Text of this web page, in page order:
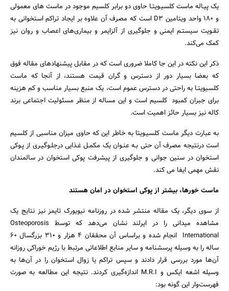
یک پیـاله ماست کلسیـویتـا حاوى دو برابر کلسیم موجود در ماست های معمولی
و 180 واحد ویتامین D3 است که مصرف آن علاوه بر ایجاد تراکم استخوانی به
تقـویت سیستـم ایمنى و جلوگیرى از آلزایمر و بیمارى‌هاى اعصاب و روان نیز
کمک می‌کند.
ذکر این نکته در این جا کاملا ضروری است که در مقابل پیشنهادهای مقاله فوق
که بعضا بسیار دور از دسترس و گران قیمت هستند، از آنجا که ماست
کلسیویتـا به راحتی در دسترس عموم است، یک منبع بسیار مناسب و کم هزینه
برای جبران کمبود کلسیم است و این مساله از منظر مسئولیت اجتماعی برند
کاله نیز بسیار حائز اهمیت است.
به عبارت دیگر ماست کلسیـویتا به خاطر این که حاوى میزان مناسبی از کلسیم
است درنتیجه مصرف آن حتی بـه عنـوان یک مکمـل غـذایى درجلـوگیـرى از پـوکى
استخوان در سنین جوانی و جلوگیری از پیشرفت پوکی استخوان در سالمندان
نقش مهمی ایفا می کند.
ماست خورها، بیشتر از پوکی استخوان در امان هستند
از سوی دیگر، یک مقاله منتشر شده در روزنامه نیویورک تایمز نیز نتایج یک
مشاهده میدانی را در ایرلند نشان می‌دهد که توسط Osteoporosis
International انجام شده و براساس آن محققان 4 هزار و 310 بزرگسال 60
ساله را به وسیله پرسشنامه و سایر منابع اطلاعاتی مرتبط با رژیم خوراکی روزانه
آن‌ها مورد بررسی قرار دادند و سپس تراکم یا زوال استخوان را در آن‌ها به
وسیله اشعه ایکس و M.R.I اندازه‌گیری کردند. نتیجه این مطالعه به صورت
فهرست‌وار این گونه بود:‌